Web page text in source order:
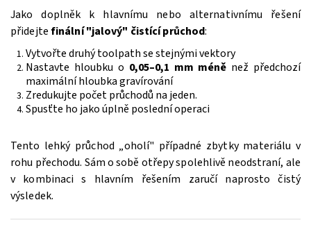
Jako doplněk k hlavnímu nebo alternativnímu řešení
přidejtefinální "jalový" čistící průchod:
Vytvořte druhý toolpath se stejnými vektory
Nastavte hloubku o 0,05–0,1 mm méně než předchozí
maximální hloubka gravírování
Zredukujte počet průchodů na jeden.
Spusťte ho jako úplně poslední operaci
Tento lehký průchod „oholí" případné zbytky materiálu v
rohu přechodu. Sám o sobě otřepy spolehlivě neodstraní, ale
v kombinaci s hlavním řešením zaručí naprosto čistý
výsledek.